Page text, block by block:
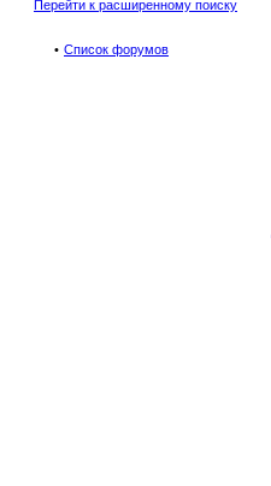
Перейти к расширенному поиску
Список форумов